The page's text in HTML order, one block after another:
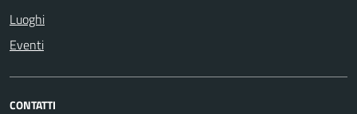
Luoghi
Eventi
CONTATTI